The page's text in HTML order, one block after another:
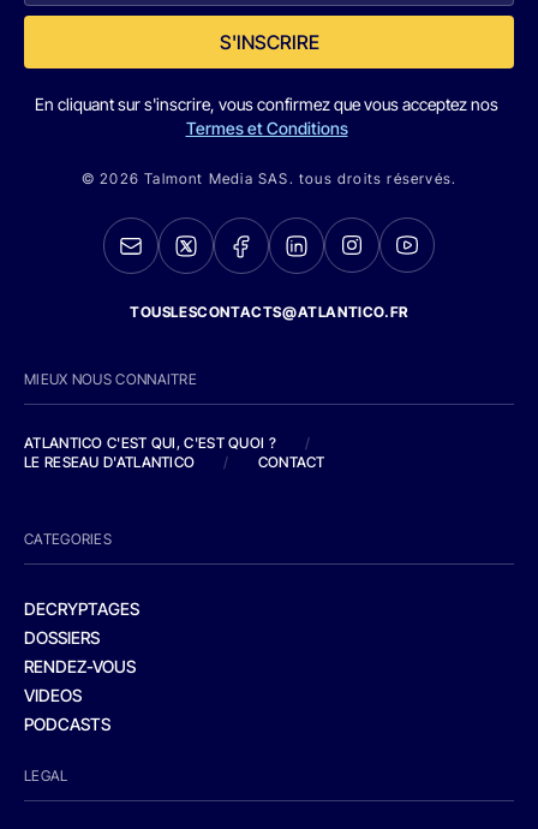
S'INSCRIRE
En cliquant sur s'inscrire, vous confirmez que vous acceptez nos
Termes et Conditions
© 2026 Talmont Media SAS. tous droits réservés.
TOUSLESCONTACTS@ATLANTICO.FR
MIEUX NOUS CONNAITRE
ATLANTICO C'EST QUI, C'EST QUOI ?
/
LE RESEAU D'ATLANTICO
/ CONTACT
CATEGORIES
DECRYPTAGES
DOSSIERS
RENDEZ-VOUS
VIDEOS
PODCASTS
LEGAL